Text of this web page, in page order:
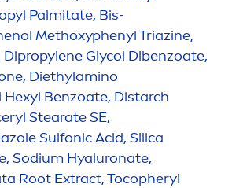
Palmitate, Bis-
Methoxyphenyl Triazine,
Glycol Dibenzoate,
Diethylamino
Benzoate, Distarch
Stearate SE,
Sulfonic Acid, Silica
Sodium Hyaluronate,
Root Extract, Tocopheryl